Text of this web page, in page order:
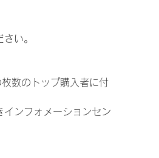
い。
数のトップ購入者に付
ンフォメーションセン